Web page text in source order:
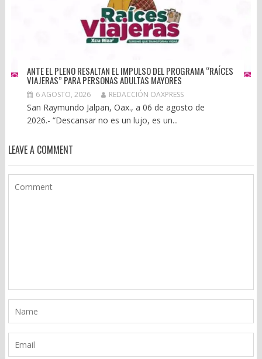
ANTE EL PLENO RESALTAN EL IMPULSO DEL PROGRAMA “RAÍCES
VIAJERAS” PARA PERSONAS ADULTAS MAYORES
6 AGOSTO, 2026 REDACCIÓN OAXPRESS
San Raymundo Jalpan, Oax., a 06 de agosto de
2026.- “Descansar no es un lujo, es un...
LEAVE A COMMENT